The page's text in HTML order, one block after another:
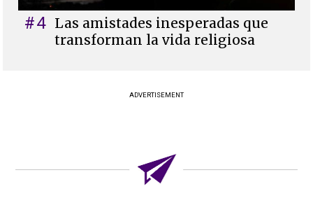
#4 Las amistades inesperadas que
transforman la vida religiosa
ADVERTISEMENT